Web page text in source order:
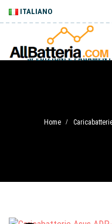
ITALIANO
SPEDIZIONI E
Home /